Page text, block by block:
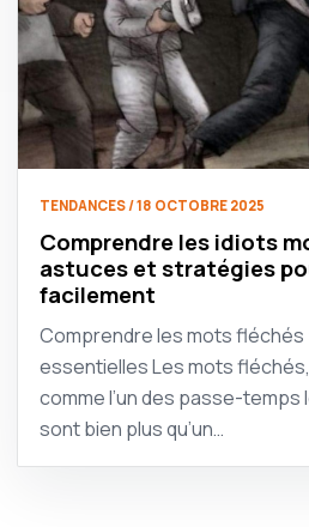
TENDANCES / 18 OCTOBRE 2025
Comprendre les idiots
astuces et stratégies
facilement
Comprendre les mots fléchés
essentielles Les mots
comme l’un des passe-
sont bien plus qu’un…